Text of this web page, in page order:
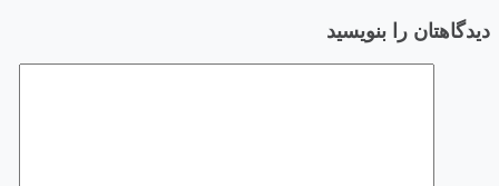
دیدگاهتان را بنویسید